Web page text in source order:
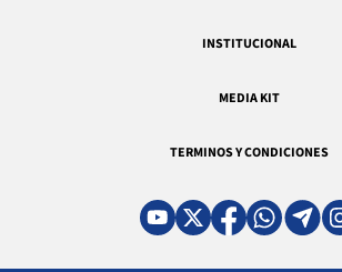
INSTITUCIONAL
MEDIA KIT
TERMINOS Y CONDICIONES